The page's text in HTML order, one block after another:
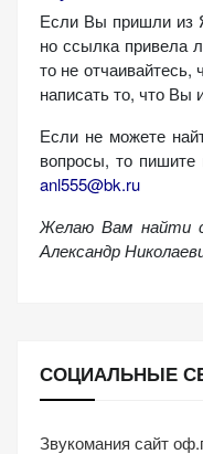
Если Вы пришли из
но ссылка привела
то не отчаивайтесь,
написать то, что Вы
Если не можете
вопросы, то
anl555@bk.ru
Желаю Вам найти
Александр
СОЦИАЛЬНЫЕ
Звукомания сайт
предложений.